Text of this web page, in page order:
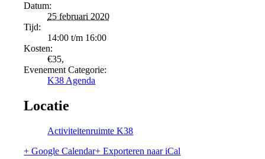
Datum:
25 februari 2020
Tijd:
14:00 t/m 16:00
Kosten:
€35,
Evenement Categorie:
K38 Agenda
Locatie
Activiteitenruimte K38
+ Google Calendar+ Exporteren naar iCal